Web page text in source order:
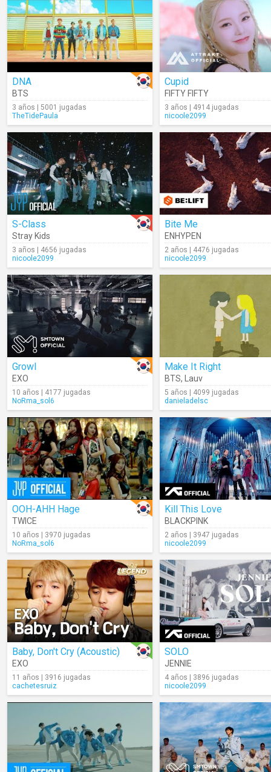
DNA
BTS
3 años | 5001 jugadas
TheTidePaula
Cupid
FIFTY FIFTY
3 años | 4914 jugadas
nicoole2099
S-Class
Stray Kids
3 años | 4656 jugadas
nicoole2099
Bite Me
ENHYPEN
2 años | 4476 jugadas
nicoole2099
Growl
EXO
10 años | 4177 jugadas
NoRma_sol6
Make It Right
BTS, Lauv
5 años | 4099 jugadas
danieladelsc
OOH-AHH Hage
TWICE
10 años | 3970 jugadas
NoRma_sol6
Kill This Love
BLACKPINK
2 años | 3947 jugadas
nicoole2099
Baby, Don't Cry (Acoustic)
EXO
11 años | 3916 jugadas
cachetesruiz
SOLO
JENNIE
4 años | 3896 jugadas
nicoole2099